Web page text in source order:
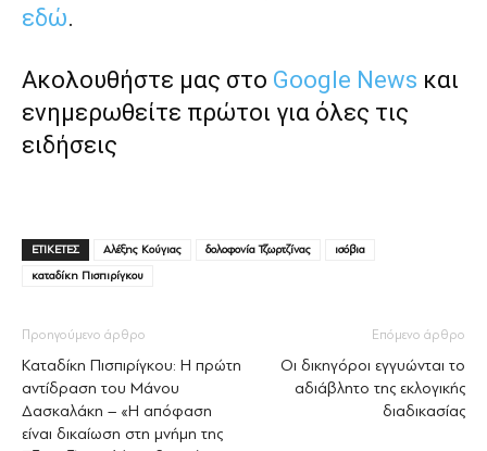
εδώ.
Ακολουθήστε μας στο Google News και
ενημερωθείτε πρώτοι για όλες τις
ειδήσεις
ΕΤΙΚΕΤΕΣ Αλέξης Κούγιας δολοφονία Τζωρτζίνας
ισόβια
καταδίκη Πισπιρίγκου
Προηγούμενο άρθρο
Καταδίκη Πισπιρίγκου: Η πρώτη
αντίδραση του Μάνου
Δασκαλάκη – «Η απόφαση
είναι δικαίωση στη μνήμη της
Επόμενο άρθρο
Οι δικηγόροι εγγυώνται το
αδιάβλητο της εκλογικής
διαδικασίας